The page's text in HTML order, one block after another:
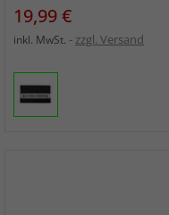
Preis
19,99 €
inkl. MwSt. zzgl. Versand